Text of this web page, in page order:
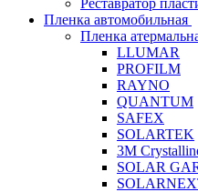
Реставратор
Пленка автомобильная
Пленка
LLUMAR
PROFILM
RAYNO
QUANTUM
SAFEX
SOLARTEK
3M
SOLAR